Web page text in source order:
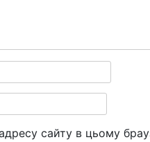
сайту в цьому